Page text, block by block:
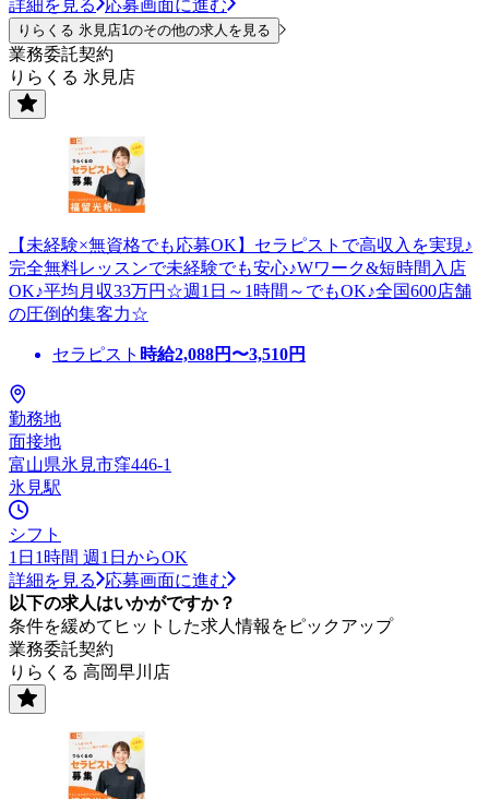
詳細を見る 応募画面に進む
りらくる 氷見店1のその他の求人を見る
業務委託契約
りらくる 氷見店
【未経験×無資格でも応募OK】セラピストで高収入を実現♪
完全無料レッスンで未経験でも安心♪Wワーク&短時間入店
OK♪平均月収33万円☆週1日～1時間～でもOK♪全国600店舗
の圧倒的集客力☆
セラピスト 時給2,088円〜3,510円
勤務地
面接地
富山県氷見市窪446-1
氷見駅
シフト
1日1時間 週1日からOK
詳細を見る
応募画面に進む
以下の求人はいかがですか？
条件を緩めてヒットした求人情報をピックアップ
業務委託契約
りらくる 高岡早川店